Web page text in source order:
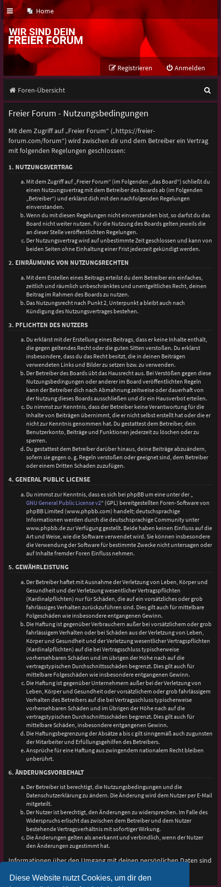
Diese Website nutzt Cookies, um dir den
Home
Anmelden
Registrieren
Foren-Übersicht
u
Freier Forum - Nutzungsbedingungen
Mit dem Zugriff auf „Freier Forum“ („https://freier-
forum.com/forum“) wird zwischen dir und dem Betreiber ein Vertrag
mit folgenden Regelungen geschlossen:
1. NUTZUNGSVERTRAG
Mit dem Zugriff auf „Freier Forum“ (im Folgenden „das Board“) schließt du
einen Nutzungsvertrag mit dem Betreiber des Boards ab (im Folgenden
„Betreiber“) und erklärst dich mit den nachfolgenden Regelungen
einverstanden.
Wenn du mit diesen Regelungen nicht einverstanden bist, so darfst du das
Board nicht weiter nutzen. Für die Nutzung des Boards gelten jeweils die
an dieser Stelle veröffentlichten Regelungen.
Der Nutzungsvertrag wird auf unbestimmte Zeit geschlossen und kann von
beiden Seiten ohne Einhaltung einer Frist jederzeit gekündigt werden.
2. EINRÄUMUNG VON NUTZUNGSRECHTEN
Mit dem Erstellen eines Beitrags erteilst du dem Betreiber ein einfaches,
zeitlich und räumlich unbeschränktes und unentgeltliches Recht, deinen
Beitrag im Rahmen des Boards zu nutzen.
Das Nutzungsrecht nach Punkt 2, Unterpunkt a bleibt auch nach
Kündigung des Nutzungsvertrages bestehen.
3. PFLICHTEN DES NUTZERS
Du erklärst mit der Erstellung eines Beitrags, dass er keine Inhalte enthält,
die gegen geltendes Recht oder die guten Sitten verstoßen. Du erklärst
insbesondere, dass du das Recht besitzt, die in deinen Beiträgen
verwendeten Links und Bilder zu setzen bzw. zu verwenden.
Der Betreiber des Boards übt das Hausrecht aus. Bei Verstößen gegen diese
Nutzungsbedingungen oder anderer im Board veröffentlichten Regeln
kann der Betreiber dich nach Abmahnung zeitweise oder dauerhaft von
der Nutzung dieses Boards ausschließen und dir ein Hausverbot erteilen.
Du nimmst zur Kenntnis, dass der Betreiber keine Verantwortung für die
Inhalte von Beiträgen übernimmt, die er nicht selbst erstellt hat oder die er
nicht zur Kenntnis genommen hat. Du gestattest dem Betreiber, dein
Benutzerkonto, Beiträge und Funktionen jederzeit zu löschen oder zu
sperren.
Du gestattest dem Betreiber darüber hinaus, deine Beiträge abzuändern,
sofern sie gegen o. g. Regeln verstoßen oder geeignet sind, dem Betreiber
oder einem Dritten Schaden zuzufügen.
4. GENERAL PUBLIC LICENSE
Du nimmst zur Kenntnis, dass es sich bei phpBB um eine unter der „
GNU General Public License v2“ (GPL) bereitgestellten Foren-Software von
phpBB Limited (www.phpbb.com) handelt; deutschsprachige
Informationen werden durch die deutschsprachige Community unter
www.phpbb.de zur Verfügung gestellt. Beide haben keinen Einfluss auf die
Art und Weise, wie die Software verwendet wird. Sie können insbesondere
die Verwendung der Software für bestimmte Zwecke nicht untersagen oder
auf Inhalte fremder Foren Einfluss nehmen.
5. GEWÄHRLEISTUNG
Der Betreiber haftet mit Ausnahme der Verletzung von Leben, Körper und
Gesundheit und der Verletzung wesentlicher Vertragspflichten
(Kardinalpflichten) nur für Schäden, die auf ein vorsätzliches oder grob
fahrlässiges Verhalten zurückzuführen sind. Dies gilt auch für mittelbare
Folgeschäden wie insbesondere entgangenen Gewinn.
Die Haftung ist gegenüber Verbrauchern außer bei vorsätzlichem oder grob
fahrlässigem Verhalten oder bei Schäden aus der Verletzung von Leben,
Körper und Gesundheit und der Verletzung wesentlicher Vertragspflichten
(Kardinalpflichten) auf die bei Vertragsschluss typischerweise
vorhersehbaren Schäden und im übrigen der Höhe nach auf die
vertragstypischen Durchschnittsschäden begrenzt. Dies gilt auch für
mittelbare Folgeschäden wie insbesondere entgangenen Gewinn.
Die Haftung ist gegenüber Unternehmern außer bei der Verletzung von
Leben, Körper und Gesundheit oder vorsätzlichem oder grob fahrlässigem
Verhalten des Betreibers auf die bei Vertragsschluss typischerweise
vorhersehbaren Schäden und im Übrigen der Höhe nach auf die
vertragstypischen Durchschnittsschäden begrenzt. Dies gilt auch für
mittelbare Schäden, insbesondere entgangenen Gewinn.
Die Haftungsbegrenzung der Absätze a bis c gilt sinngemäß auch zugunsten
der Mitarbeiter und Erfüllungsgehilfen des Betreibers.
Ansprüche für eine Haftung aus zwingendem nationalem Recht bleiben
unberührt.
6. ÄNDERUNGSVORBEHALT
Der Betreiber ist berechtigt, die Nutzungsbedingungen und die
Datenschutzerklärung zu ändern. Die Änderung wird dem Nutzer per E-Mail
mitgeteilt.
Der Nutzer ist berechtigt, den Änderungen zu widersprechen. Im Falle des
Widerspruchs erlischt das zwischen dem Betreiber und dem Nutzer
bestehende Vertragsverhältnis mit sofortiger Wirkung.
Die Änderungen gelten als anerkannt und verbindlich, wenn der Nutzer
den Änderungen zugestimmt hat.
Informationen über den Umgang mit deinen persönlichen Daten sind